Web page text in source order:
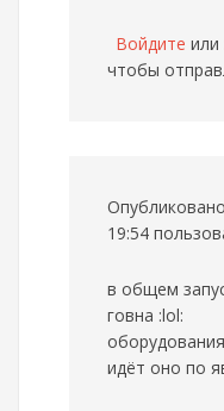
Войдите или
чтобы
19:54
в общем
говна :lol:
идёт оно по